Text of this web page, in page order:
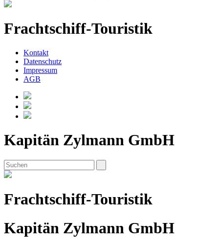
Frachtschiff-Touristik
Kontakt
Datenschutz
Impressum
AGB
Kapitän Zylmann GmbH
Frachtschiff-Touristik
Kapitän Zylmann GmbH